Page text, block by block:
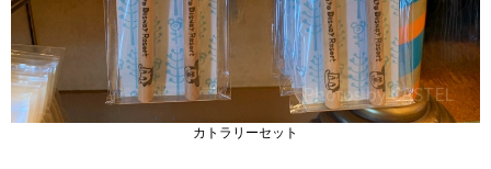
カトラリーセット